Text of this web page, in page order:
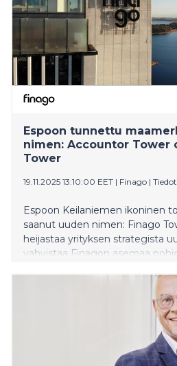
Espoon tunnettu
nimen: Accountor Tower
Tower
19.11.2025 13:10:00 EET | Finago |
Espoon Keilaniemen ikoninen
saanut uuden nimen: Finago
heijastaa yrityksen strategista
vahvistaa Finagon asemaa